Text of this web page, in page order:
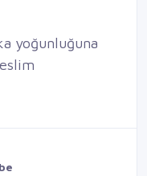
yoğunluğuna